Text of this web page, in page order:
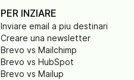
PER INZIARE
Inviare email a piu destinari
Creare una newsletter
Brevo vs Mailchimp
Brevo vs HubSpot
Brevo vs Mailup